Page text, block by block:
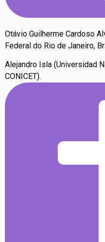
Otávio Guilherme Cardoso
Federal do Rio de Janeiro,
Alejandro Isla (Universidad
CONICET).